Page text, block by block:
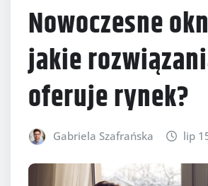
Nowoczesne
jakie
oferuje rynek?
Gabriela Szafrańska lip